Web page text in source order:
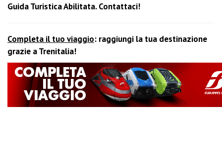
Guida Turistica Abilitata. Contattaci!
Completa il tuo viaggio: raggiungi la tua destinazione
grazie a Trenitalia!